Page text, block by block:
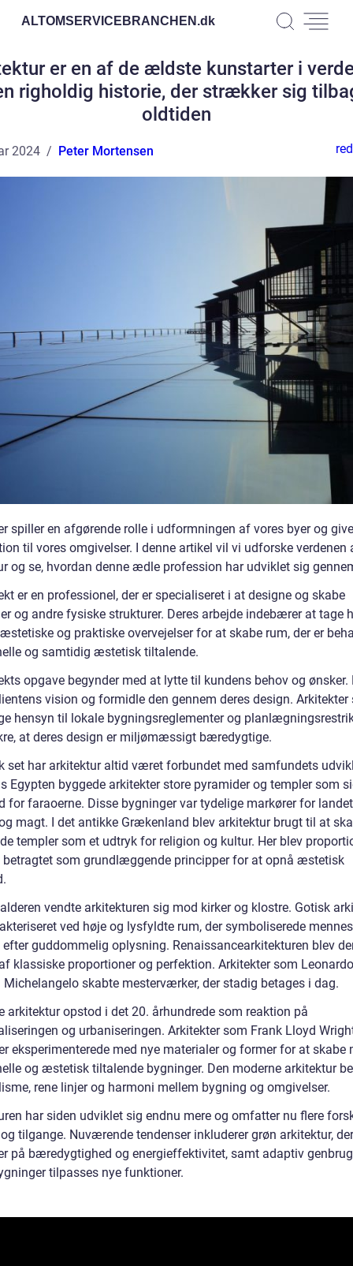
ALTOMSERVICEBRANCHEN.dk
er en af de ældste kunstarter i
righoldig historie, der strækker sig
oldtiden
2024 Peter Mortensen
spiller en afgørende rolle i udformningen af vores byer og
til vores omgivelser. I denne artikel vil vi udforske verdenen
og se, hvordan denne ædle profession har udviklet sig
er en professionel, der er specialiseret i at designe og skabe
og andre fysiske strukturer. Deres arbejde indebærer at tage
og praktiske overvejelser for at skabe rum, der er
og samtidig æstetisk tiltalende.
opgave begynder med at lytte til kundens behov og ønsker.
vision og formidle den gennem deres design. Arkitekter
hensyn til lokale bygningsreglementer og
at deres design er miljømæssigt bæredygtige.
set har arkitektur altid været forbundet med samfundets
Egypten byggede arkitekter store pyramider og templer som
for faraoerne. Disse bygninger var tydelige markører for
magt. I det antikke Grækenland blev arkitektur brugt til at
templer som et udtryk for religion og kultur. Her blev
betragtet som grundlæggende principper for at opnå æstetisk
vendte arkitekturen sig mod kirker og klostre. Gotisk
ved høje og lysfyldte rum, der symboliserede
guddommelig oplysning. Renaissancearkitekturen blev
klassiske proportioner og perfektion. Arkitekter som
Michelangelo skabte mesterværker, der stadig betages i dag.
arkitektur opstod i det 20. århundrede som reaktion på
og urbaniseringen. Arkitekter som Frank Lloyd
eksperimenterede med nye materialer og former for at skabe
og æstetisk tiltalende bygninger. Den moderne arkitektur
rene linjer og harmoni mellem bygning og omgivelser.
har siden udviklet sig endnu mere og omfatter nu flere
tilgange. Nuværende tendenser inkluderer grøn arkitektur, der
på bæredygtighed og energieffektivitet, samt adaptiv
tilpasses nye funktioner.